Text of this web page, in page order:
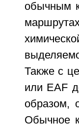
обычным
Также с
или EAF
образом,
Обычное